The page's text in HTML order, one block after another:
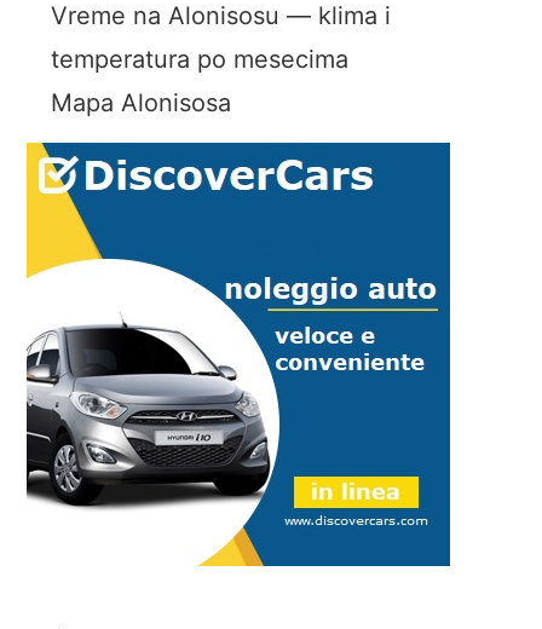
Vreme na Alonisosu — klima i
temperatura po mesecima
Mapa Alonisosa